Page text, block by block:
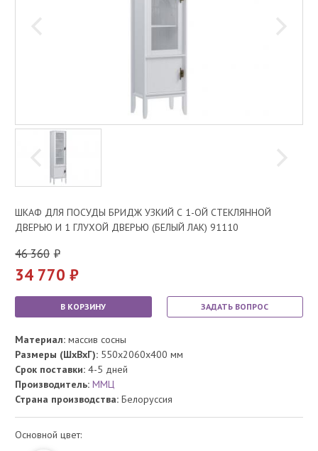
ШКАФ ДЛЯ ПОСУДЫ БРИДЖ УЗКИЙ С 1-ОЙ СТЕКЛЯННОЙ
ДВЕРЬЮ И 1 ГЛУХОЙ ДВЕРЬЮ (БЕЛЫЙ ЛАК) 91110
46 360
34 770
В КОРЗИНУ ЗАДАТЬ ВОПРОС
Материал: массив сосны
Размеры (ШхВхГ): 550x2060x400 мм
Срок поставки: 4-5 дней
Производитель: ММЦ
Страна производства: Белоруссия
Основной цвет: